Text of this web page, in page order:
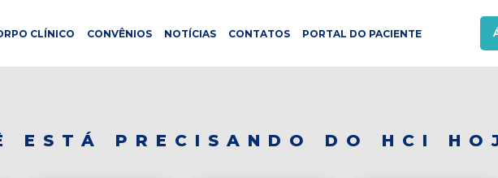
CLÍNICO CONVÊNIOS NOTÍCIAS CONTATOS PORTAL DO PACIENTE
ESTÁ PRECISANDO DO HCI